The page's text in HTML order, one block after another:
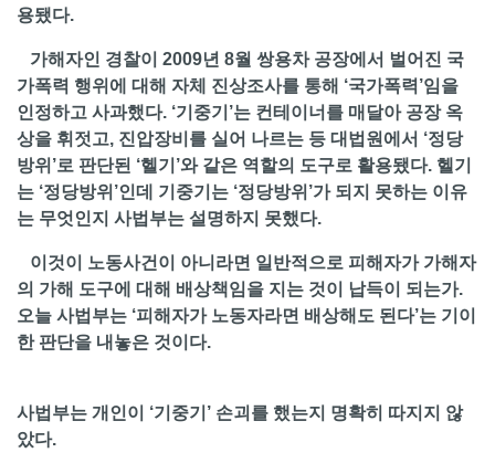
용됐다.
가해자인 경찰이 2009년 8월 쌍용차 공장에서 벌어진 국
가폭력 행위에 대해 자체 진상조사를 통해 ‘국가폭력’임을
인정하고 사과했다. ‘기중기’는 컨테이너를 매달아 공장 옥
상을 휘젓고, 진압장비를 실어 나르는 등 대법원에서 ‘정당
방위’로 판단된 ‘헬기’와 같은 역할의 도구로 활용됐다. 헬기
는 ‘정당방위’인데 기중기는 ‘정당방위’가 되지 못하는 이유
는 무엇인지 사법부는 설명하지 못했다.
이것이 노동사건이 아니라면 일반적으로 피해자가 가해자
의 가해 도구에 대해 배상책임을 지는 것이 납득이 되는가.
오늘 사법부는 ‘피해자가 노동자라면 배상해도 된다’는 기이
한 판단을 내놓은 것이다.
사법부는 개인이 ‘기중기’ 손괴를 했는지 명확히 따지지 않
았다.